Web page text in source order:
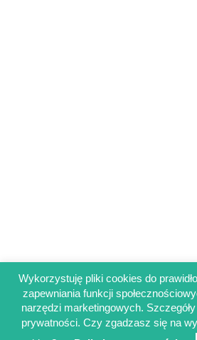
Regulamin sklepu
Polityka
Obowiązek
Wykorzystuję pliki cookies do
zapewniania funkcji
narzędzi marketingowych.
prywatności. Czy zgadzasz się na